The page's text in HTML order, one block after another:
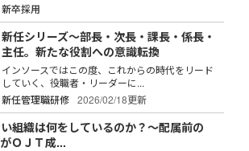
新卒採用
新任シリーズ～部長・次長・課長・係長・
主任。新たな役割への意識転換
インソースではこの度、これからの時代をリード
していく、役職者・リーダーに...
新任管理職研修
2026/02/18更新
組織は何をしているのか？～配属前の
ＯＪＴ成...